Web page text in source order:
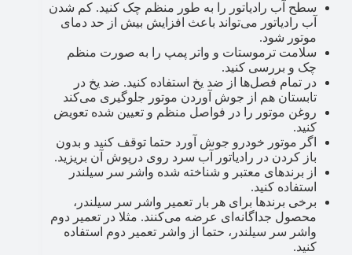
سطح آب رادیاتور را به طور منظم چک کنید. کم شدن
آب رادیاتور می‌تواند باعث افزایش بیش از حد دمای
موتور شود.
سلامت ترموستات و واتر پمپ را به صورت منظم
چک و بررسی کنید.
در تمام فصل‌ها از ضد یخ استفاده کنید. ضد یخ در
تابستان هم از جوش آوردن موتور جلوگیری می‌کند
روغن موتور را در فواصل منظم و تعیین شده تعویض
کنید.
اگر موتور خودرو جوش آورد حتما توقف کنید و بدون
باز کردن در رادیاتور آب سرد روی درپوش آن بریزید.
از برندهای معتبر و شناخته شده واشر سر سیلندر
استفاده کنید.
برخی برندها برای هر بار تعمیر واشر سر سیلندر،
محصول جداگانه‌ای عرضه می‌کنند. مثلا در تعمیر دوم
واشر سر سیلندر، حتما از واشر تعمیر دوم استفاده
کنید.